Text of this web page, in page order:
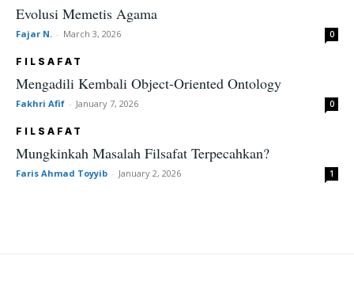
Evolusi Memetis Agama
Fajar N. - March 3, 2026 0
FILSAFAT
Mengadili Kembali Object-Oriented Ontology
Fakhri Afif - January 7, 2026 0
FILSAFAT
Mungkinkah Masalah Filsafat Terpecahkan?
Faris Ahmad Toyyib - January 2, 2026 1